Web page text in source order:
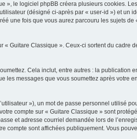
le logiciel phpBB créera plusieurs cookies.
(désigné ci-après par « user-id ») et un
une fois que vous aurez parcouru les sujets
Guitare Classique ». Ceux-ci sortent du cadre
Cela inclut, entre autres : la publication
les messages que vous soumettez après votre
»), un mot de passe personnel utilisé
compte sur « Guitare Classique » sont
et adresse courriel demandée lors de
compte sont affichées publiquement. Vous